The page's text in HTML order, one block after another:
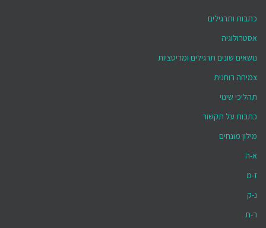
כתבות ותרגילים
אסטרולוגיה
נושאים שונים תרגילים ומדיטציות
צמיחה רוחנית
תהליכי שינוי
כתבות על תקשור
מילון מונחים
א-ה
ז-מ
נ-ק
ר-ת